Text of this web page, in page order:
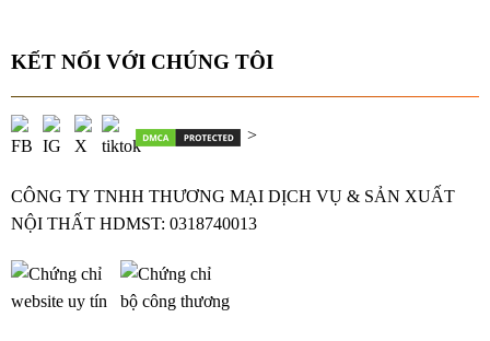
KẾT NỐI VỚI CHÚNG TÔI
>
CÔNG TY TNHH THƯƠNG MẠI DỊCH VỤ & SẢN XUẤT
NỘI THẤT HDMST: 0318740013